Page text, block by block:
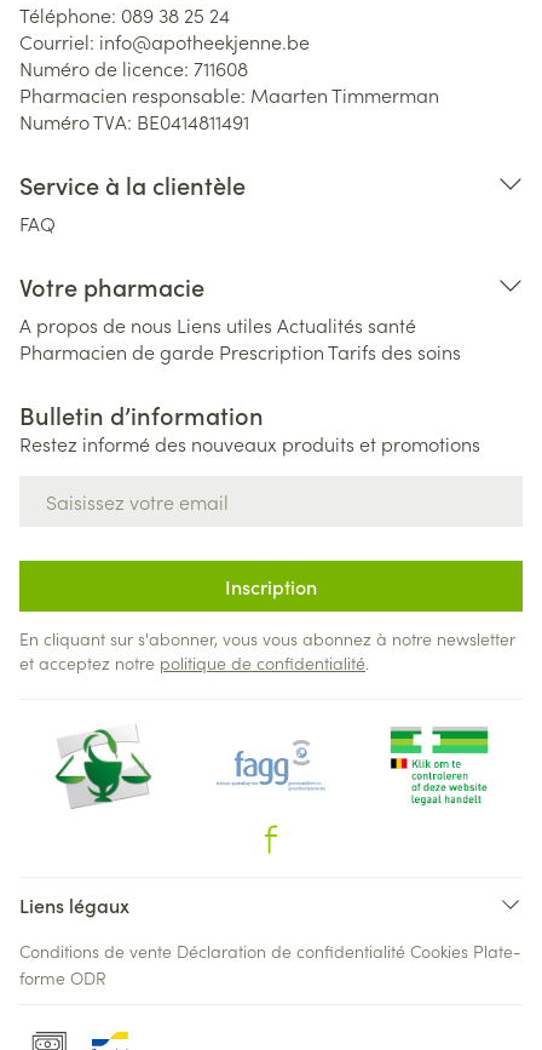
Téléphone: 089 38 25 24
Courriel: info@apotheekjenne.be
Numéro de licence: 711608
Pharmacien responsable: Maarten Timmerman
Numéro TVA: BE0414811491
Service à la clientèle
FAQ
Votre pharmacie
A propos de nous Liens utiles Actualités santé
Pharmacien de garde PrescriptionTarifs des soins
Bulletin d’information
Restez informé des nouveaux produits et promotions
Inscription
En cliquant sur s'abonner, vous vous abonnez à notre newsletter
et acceptez notre politique de confidentialité.
Liens légaux
Conditions de vente Déclaration de confidentialité Cookies Plate-
forme ODR